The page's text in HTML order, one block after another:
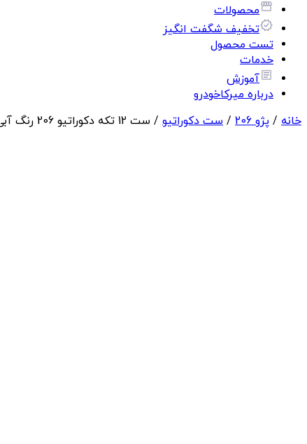
محصولات
تخفیف شگفت انگیز
تست محصول
خدمات
آموزش
درباره میرکاخودرو
خانه / پژو 206 / ست دکوراتیو / ست 12 تکه دکوراتیو 206 رنگ آبی تیره براق